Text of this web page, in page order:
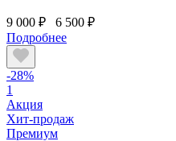
9 000 ₽
6 500 ₽
Подробнее
-28%
1
Акция
Хит-продаж
Премиум